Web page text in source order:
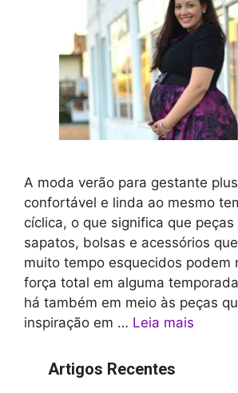
A moda verão para gestante
confortável e linda ao mesmo
cíclica, o que significa que
sapatos, bolsas e acessórios
muito tempo esquecidos podem
força total em alguma
há também em meio às peças
inspiração em … Leia mais
Artigos Recentes